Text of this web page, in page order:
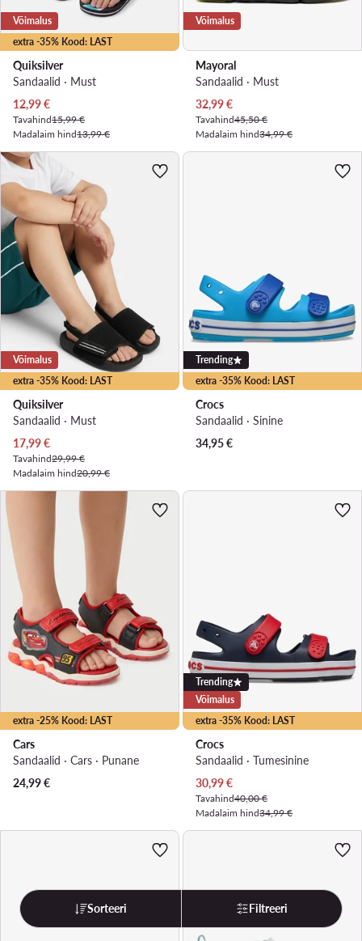
extra -35% Kood: LAST
Võimalus
Quiksilver
Sandaalid · Must
Praegune hind
12,99€
Tavahind15,99 €
Madalaim hind13,99 €
Võimalus
Mayoral
Sandaalid · Must
Praegune hind
32,99€
Tavahind45,50 €
Madalaim hind34,99 €
extra -35% Kood: LAST
Võimalus
Quiksilver
Sandaalid · Must
Praegune hind
17,99€
Tavahind29,99 €
Madalaim hind20,99 €
extra -35% Kood: LAST
Trending
Crocs
Sandaalid · Sinine
34,95€
extra -25% Kood: LAST
Cars
Sandaalid · Cars · Punane
24,99€
extra -35% Kood: LAST
Trending
Võimalus
Crocs
Sandaalid · Tumesinine
Praegune hind
30,99€
Tavahind40,00 €
Madalaim hind34,99 €
Sorteeri Filtreeri